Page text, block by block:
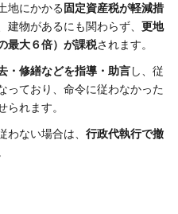
地にかかる 固定資産税が軽減措
建物があるにも関わらず、 更地
最大６倍）が課税されます。
・修繕などを指導・助言し、従
っており、命令に従わなかった
られます。
わない場合は、 行政代執行で撤